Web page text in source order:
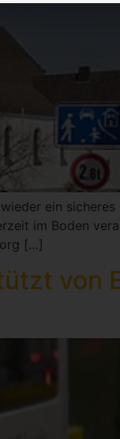
ein sicheres
im Boden
[…]
von